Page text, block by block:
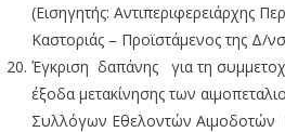
(Εισηγητής: Αντιπεριφερειάρχης
Καστοριάς – Προϊστάμενος της Δ/
Έγκριση δαπάνης για τη
έξοδα μετακίνησης των
Συλλόγων Εθελοντών Αιμοδοτών